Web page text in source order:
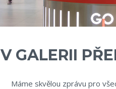
GALERII
Máme skvělou zprávu pro